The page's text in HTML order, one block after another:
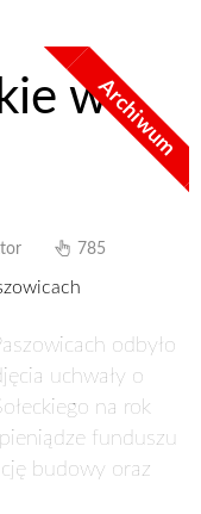
w
785
Archiwum
odbyło
uchwały o
na rok
funduszu
budowy oraz